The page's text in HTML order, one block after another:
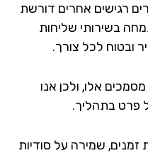
אחרים דורשת
שליחות
לכל צורך.
אלו, ולכן אנו
בתהליך.
שמירה על סודיות